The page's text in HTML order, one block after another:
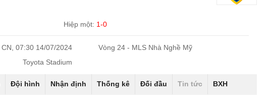
Hiệp một: 1-0
CN, 07:30 14/07/2024
Vòng 24 - MLS Nhà Nghề Mỹ
Toyota Stadium
Đội hình Nhận định Thống kê Đối đầu Tin tức BXH